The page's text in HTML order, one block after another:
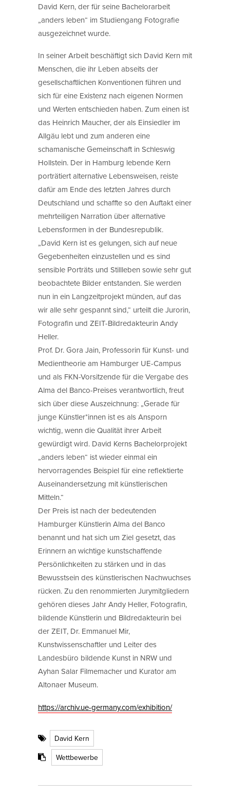
David Kern, der für seine Bachelorarbeit
„anders leben“ im Studiengang Fotografie
ausgezeichnet wurde.
In seiner Arbeit beschäftigt sich David Kern mit
Menschen, die ihr Leben abseits der
gesellschaftlichen Konventionen führen und
sich für eine Existenz nach eigenen Normen
und Werten entschieden haben. Zum einen ist
das Heinrich Maucher, der als Einsiedler im
Allgäu lebt und zum anderen eine
schamanische Gemeinschaft in Schleswig
Hollstein. Der in Hamburg lebende Kern
porträtiert alternative Lebensweisen, reiste
dafür am Ende des letzten Jahres durch
Deutschland und schaffte so den Auftakt einer
mehrteiligen Narration über alternative
Lebensformen in der Bundesrepublik.
„David Kern ist es gelungen, sich auf neue
Gegebenheiten einzustellen und es sind
sensible Porträts und Stillleben sowie sehr gut
beobachtete Bilder entstanden. Sie werden
nun in ein Langzeitprojekt münden, auf das
wir alle sehr gespannt sind,“ urteilt die Jurorin,
Fotografin und ZEIT-Bildredakteurin Andy
Heller.
Prof. Dr. Gora Jain, Professorin für Kunst- und
Medientheorie am Hamburger UE-Campus
und als FKN-Vorsitzende für die Vergabe des
Alma del Banco-Preises verantwortlich, freut
sich über diese Auszeichnung: „Gerade für
junge Künstler*innen ist es als Ansporn
wichtig, wenn die Qualität ihrer Arbeit
gewürdigt wird. David Kerns Bachelorprojekt
„anders leben“ ist wieder einmal ein
hervorragendes Beispiel für eine reflektierte
Auseinandersetzung mit künstlerischen
Mitteln.“
Der Preis ist nach der bedeutenden
Hamburger Künstlerin Alma del Banco
benannt und hat sich um Ziel gesetzt, das
Erinnern an wichtige kunstschaffende
Persönlichkeiten zu stärken und in das
Bewusstsein des künstlerischen Nachwuchses
rücken. Zu den renommierten Jurymitgliedern
gehören dieses Jahr Andy Heller, Fotografin,
bildende Künstlerin und Bildredakteurin bei
der ZEIT, Dr. Emmanuel Mir,
Kunstwissenschaftler und Leiter des
Landesbüro bildende Kunst in NRW und
Ayhan Salar Filmemacher und Kurator am
Altonaer Museum.
https://archiv.ue-germany.com/exhibition/
David Kern
Wettbewerbe